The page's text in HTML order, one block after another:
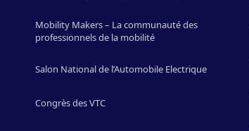
Mobility Makers – La communauté des
professionnels de la mobilité
Salon National de l’Automobile Electrique
Congrès des VTC